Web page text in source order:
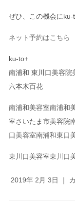
ぜひ、この機会にku-
ネット予約はこちら
ku-to+
南浦和 東川口美容院
六本木百花
南浦和美容室南浦和
室さいたま市美容院
口美容室南浦和東口
東川口美容室東川口
2019年 2月 3日 ｜